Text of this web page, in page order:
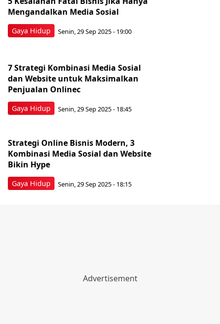
Gaya Hidup
Mengandalkan Media Sosial
Senin, 29 Sep 2025 - 19:00
Gaya Hidup
7 Strategi Kombinasi Media Sosial
dan Website untuk Maksimalkan
Penjualan Onlinec
Senin, 29 Sep 2025 - 18:45
Gaya Hidup
Strategi Online Bisnis Modern, 3
Kombinasi Media Sosial dan Website
Bikin Hype
Senin, 29 Sep 2025 - 18:15